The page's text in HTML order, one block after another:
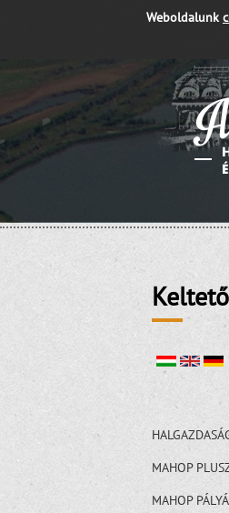
Weboldalunk
MAHOP
MAHOP